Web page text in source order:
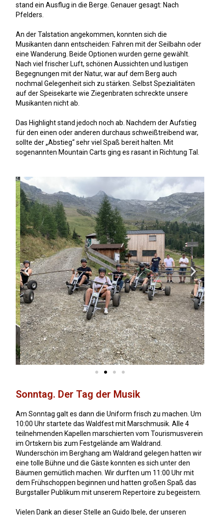
stand ein Ausflug in die Berge. Genauer gesagt: Nach
Pfelders.
An der Talstation angekommen, konnten sich die
Musikanten dann entscheiden: Fahren mit der Seilbahn oder
eine Wanderung. Beide Optionen wurden gerne gewählt.
Nach viel frischer Luft, schönen Aussichten und lustigen
Begegnungen mit der Natur, war auf dem Berg auch
nochmal Gelegenheit sich zu stärken. Selbst Spezialitäten
auf der Speisekarte wie Ziegenbraten schreckte unsere
Musikanten nicht ab.
Das Highlight stand jedoch noch ab. Nachdem der Aufstieg
für den einen oder anderen durchaus schweißtreibend war,
sollte der „Abstieg“ sehr viel Spaß bereit halten. Mit
sogenannten Mountain Carts ging es rasant in Richtung Tal.
Sonntag. Der Tag der Musik
Am Sonntag galt es dann die Uniform frisch zu machen. Um
10:00 Uhr startete das Waldfest mit Marschmusik. Alle 4
teilnehmenden Kapellen marschierten vom Tourismusverein
im Ortskern bis zum Festgelände am Waldrand.
Wunderschön im Berghang am Waldrand gelegen hatten wir
eine tolle Bühne und die Gäste konnten es sich unter den
Bäumen gemütlich machen. Wir durften um 11:00 Uhr mit
dem Frühschoppen beginnen und hatten großen Spaß das
Burgstaller Publikum mit unserem Repertoire zu begeistern.
Vielen Dank an dieser Stelle an Guido Ibele, der unseren